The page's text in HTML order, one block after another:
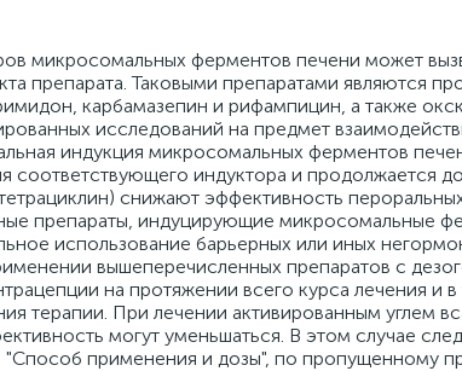
микросомальных ферментов печени может
препарата. Таковыми препаратами являются
карбамазепин и рифампицин, а также
исследований на предмет
индукция микросомальных ферментов
соответствующего индуктора и продолжается
снижают эффективность
препараты, индуцирующие микросомальные
использование барьерных или иных
вышеперечисленных препаратов с
на протяжении всего курса лечения и в
терапии. При лечении активированным углем
могут уменьшаться. В этом случае
применения и дозы", по пропущенному